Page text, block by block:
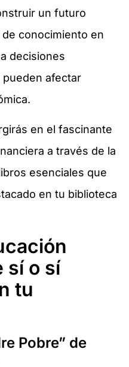
un futuro
conocimiento en
decisiones
afectar
en el fascinante
a través de la
esenciales que
en tu biblioteca
sí o sí
tu
Pobre” de